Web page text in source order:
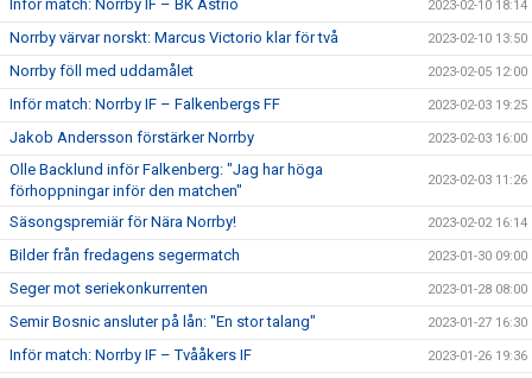
Inför match: Norrby IF – BK Astrio 2023-02-10 18:14
Norrby värvar norskt: Marcus Victorio klar för två 2023-02-10 13:50
Norrby föll med uddamålet 2023-02-05 12:00
Inför match: Norrby IF – Falkenbergs FF 2023-02-03 19:25
Jakob Andersson förstärker Norrby 2023-02-03 16:00
Olle Backlund inför Falkenberg: "Jag har höga
förhoppningar inför den matchen"
2023-02-03 11:26
Säsongspremiär för Nära Norrby! 2023-02-02 16:14
Bilder från fredagens segermatch 2023-01-30 09:00
Seger mot seriekonkurrenten 2023-01-28 08:00
Semir Bosnic ansluter på lån: "En stor talang" 2023-01-27 16:30
Inför match: Norrby IF – Tvååkers IF 2023-01-26 19:36